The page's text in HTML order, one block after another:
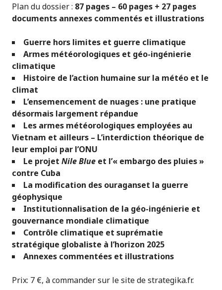
Plan du dossier : 87 pages – 60 pages + 27 pages
documents annexes commentés et illustrations
Guerre hors limites et guerre climatique
Armes météorologiques et géo-ingénierie
climatique
Histoire de l’action humaine sur la météo et le
climat
L’ensemencement de nuages : une pratique
désormais largement répandue
Les armes météorologiques employées au
Vietnam et ailleurs – L’interdiction théorique de
leur emploi par l’ONU
Le projet Nile Blue et l’« embargo des pluies »
contre Cuba
La modification des ouraganset la guerre
géophysique
Institutionnalisation de la géo-ingénierie et
gouvernance mondiale climatique
Contrôle climatique et suprématie
stratégique globaliste à l’horizon 2025
Annexes commentées et illustrations
Prix: 7 €, à commander sur le site de strategika.fr.